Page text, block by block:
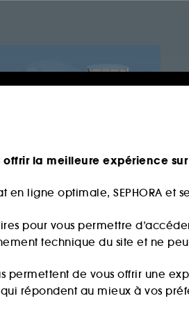
la meilleure expérience
ligne optimale, SEPHORA et
pour vous permettre
technique du site et ne
permettent de vous offrir une
répondent au mieux à vos